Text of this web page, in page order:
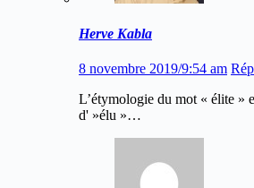
Herve Kabla
8 novembre 2019/9:54 am
L’étymologie du mot « élite »
d' »élu »…